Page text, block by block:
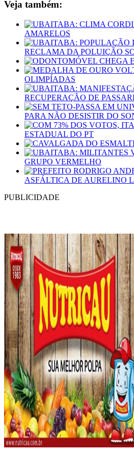
Veja também:
AMARELOS
RECLAMA DA POLUIÇÃO
OLIMPÍADAS
RECUPERAÇÃO DE
PARA NÃO DESISTIR DO
ESTADUAL DO PT
GRUPO VERMELHO
ASFÁLTICA DE AURELINO
PUBLICIDADE